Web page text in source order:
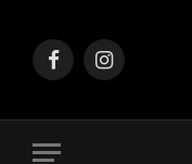
FacebookInstagram